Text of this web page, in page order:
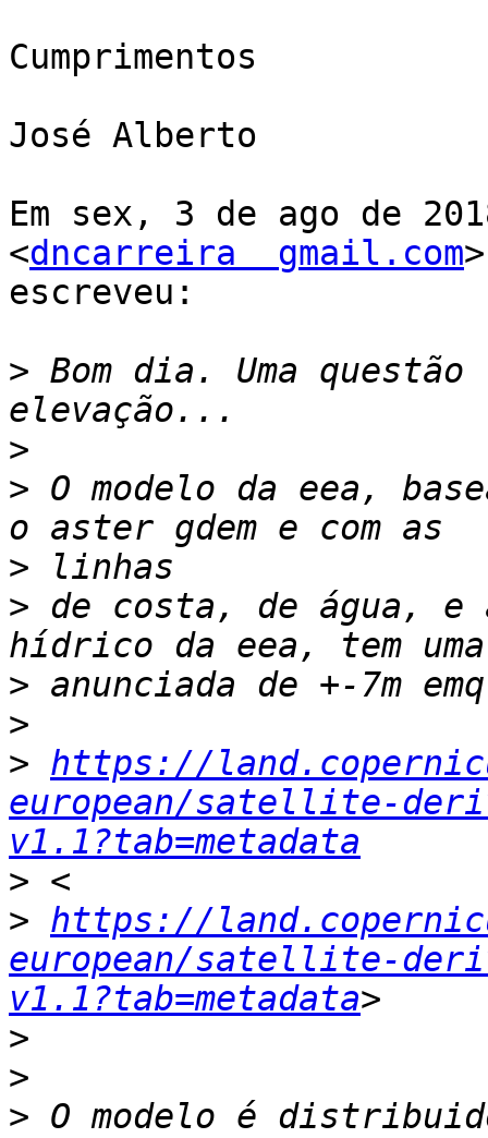
Cumprimentos
José Alberto
Em sex, 3 de ago de
<dncarreira  gmail.com>
escreveu:
> Bom dia. Uma
>
> O modelo da eea,
>
> de costa, de água,
>
>
> https://
european/satellite-
v1.1?tab=metadata
>
> https://
european/satellite-
v1.1?tab=metadata
>
>
> O modelo é